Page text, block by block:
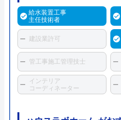
給水装置工事
主任技術者
建設業許可
管工事施工管理技士
インテリア
コーディネーター